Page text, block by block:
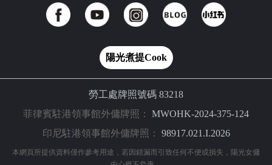
陽光煮提Cook
勞工處牌照號碼 83218
菲律賓駐港領事館外傭牌照： MWOHK-2024-375-124
印尼駐港領事館外傭牌照： 98917.021.I.2026
本網頁所提供資料僅作參考用途，若因錯漏而引致任何不便或損失，陽光女傭